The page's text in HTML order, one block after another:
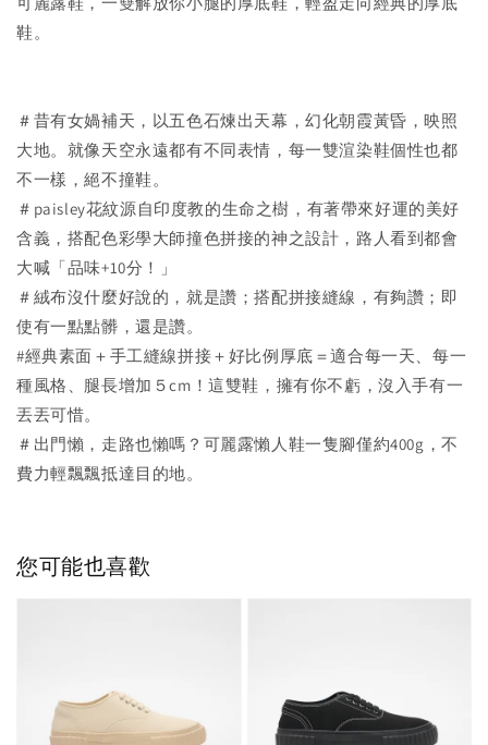
鞋。
＃昔有女媧補天，以五色石煉出天幕，幻化朝霞黃昏，映照
大地。就像天空永遠都有不同表情，每一雙渲染鞋個性也都
不一樣，絕不撞鞋。
＃paisley花紋源自印度教的生命之樹，有著帶來好運的美好
含義，搭配色彩學大師撞色拼接的神之設計，路人看到都會
大喊「品味+10分！」
＃絨布沒什麼好說的，就是讚；搭配拼接縫線，有夠讚；即
使有一點點髒，還是讚。
#經典素面＋手工縫線拼接＋好比例厚底＝適合每一天、每一
種風格、腿長增加５cm！這雙鞋，擁有你不虧，沒入手有一
丟丟可惜。
＃出門懶，走路也懶嗎？可麗露懶人鞋一隻腳僅約400g，不
費力輕飄飄抵達目的地。
您可能也喜歡